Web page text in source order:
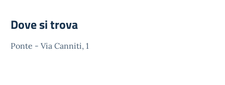
Dove si trova
Ponte - Via Canniti, 1